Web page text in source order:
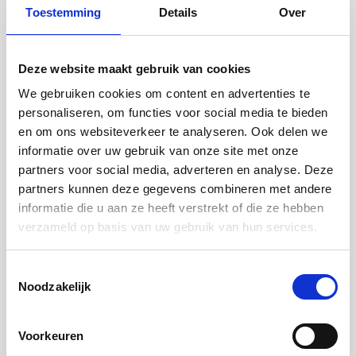
Toestemming Details Over
Deze website maakt gebruik van cookies
We gebruiken cookies om content en advertenties te
personaliseren, om functies voor social media te bieden
en om ons websiteverkeer te analyseren. Ook delen we
informatie over uw gebruik van onze site met onze
partners voor social media, adverteren en analyse. Deze
partners kunnen deze gegevens combineren met andere
informatie die u aan ze heeft verstrekt of die ze hebben
verzameld op basis van uw gebruik van hun services.
Noodzakelijk
Voorkeuren
aan de verdeling bij verlies. Hierdoor is het niet mogelijk dat als
de woning minder waard is geworden en deze wordt verkocht,
dit verlies volledig bij de consument terecht komt. Natuurlijk mag
voor jou als woningeigenaar.
Constructies die zijn toegestaan met NHG staan op
nhg.nl
Check altijd voordat je een huis koopt met erfpacht- of een
kortingsconstructie of de constructie op de lijst met
geaccepteerde constructiesstaat. Als de constructie op deze lijst
staat weet je dat deze voldoet aan de richtlijnen van NHG. Alleen
constructies die op de lijst staan zijn toegestaan in combinatie
met NHG.
Veelgestelde vragen over erfpacht- en